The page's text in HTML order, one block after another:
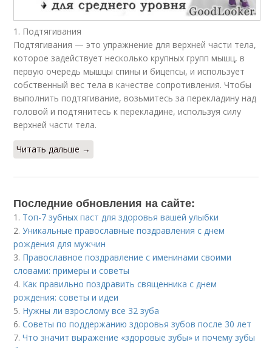
1. Подтягивания
Подтягивания — это упражнение для верхней части тела,
которое задействует несколько крупных групп мышц, в
первую очередь мышцы спины и бицепсы, и использует
собственный вес тела в качестве сопротивления. Чтобы
выполнить подтягивание, возьмитесь за перекладину над
головой и подтянитесь к перекладине, используя силу
верхней части тела.
Читать дальше →
Последние обновления на сайте:
1. Топ-7 зубных паст для здоровья вашей улыбки
2.Уникальные православные поздравления с днем
рождения для мужчин
3. Православное поздравление с именинами своими
словами: примеры и советы
4. Как правильно поздравить священника с днем
рождения: советы и идеи
5. Нужны ли взрослому все 32 зуба
6.Советы по поддержанию здоровья зубов после 30 лет
7.Что значит выражение «здоровые зубы» и почему зубы